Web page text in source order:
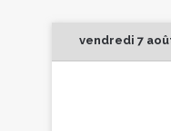
vendredi 7